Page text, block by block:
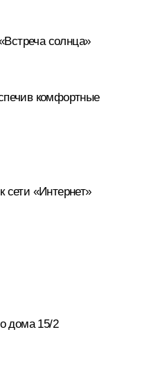
солнца»
комфортные
«Интернет»
дома 15/2